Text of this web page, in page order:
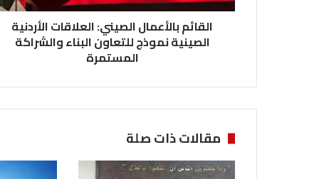
ل
ل
ل
ص
ي
ن
القائم بالأعمال الصيني: العلاقات الأردنية
الصينية نموذج للتعاون البناء والشراكة
المستمرة
مقالات ذات صلة